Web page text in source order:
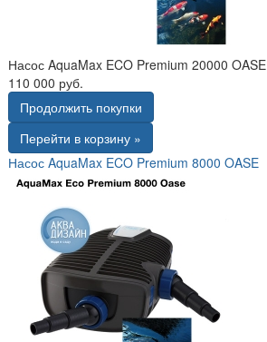
Насос AquaMax ECO Premium 20000 OASE
110 000 руб.
Продолжить покупки
Перейти в корзину »
Насос AquaMax ECO Premium 8000 OASE